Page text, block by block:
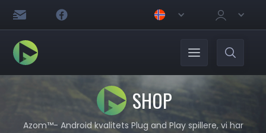
SHOP
Azom™- Android kvalitets Plug and Play spillere, vi har